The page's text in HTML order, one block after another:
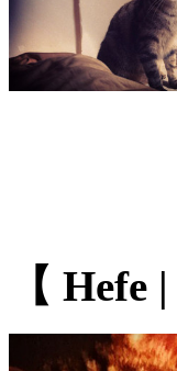
【 Hefe